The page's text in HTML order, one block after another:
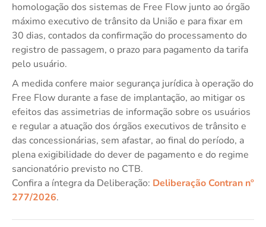
homologação dos sistemas de Free Flow junto ao órgão
máximo executivo de trânsito da União e para fixar em
30 dias, contados da confirmação do processamento do
registro de passagem, o prazo para pagamento da tarifa
pelo usuário.
A medida confere maior segurança jurídica à operação do
Free Flow durante a fase de implantação, ao mitigar os
efeitos das assimetrias de informação sobre os usuários
e regular a atuação dos órgãos executivos de trânsito e
das concessionárias, sem afastar, ao final do período, a
plena exigibilidade do dever de pagamento e do regime
sancionatório previsto no CTB.
Confira a íntegra da Deliberação: Deliberação Contran nº
277/2026.